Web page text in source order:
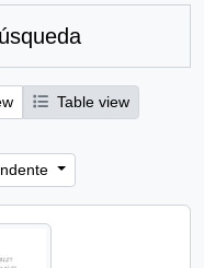
Table view